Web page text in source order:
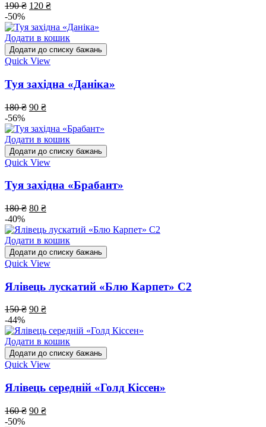
190₴ 120 ₴
-50%
Додати в кошик
Додати до списку бажань
Quick View
Туя західна «Даніка»
180₴ 90 ₴
-56%
Додати в кошик
Додати до списку бажань
Quick View
Туя західна «Брабант»
180₴ 80 ₴
-40%
Додати в кошик
Додати до списку бажань
Quick View
Ялівець лускатий «Блю Карпет» С2
150₴ 90 ₴
-44%
Додати в кошик
Додати до списку бажань
Quick View
Ялівець середній «Голд Кіссен»
160₴ 90 ₴
-50%